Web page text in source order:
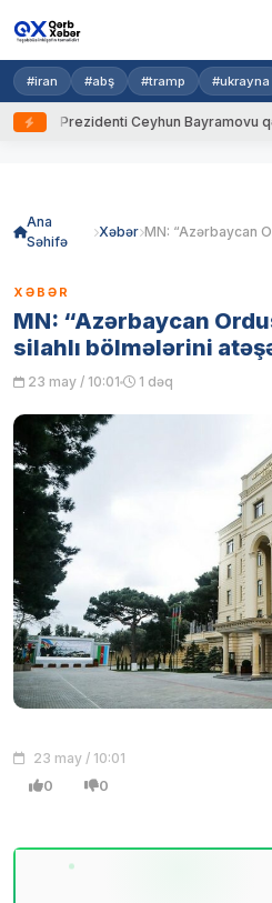
#iran #abş #tramp #ukrayna
Prezidenti Ceyhun Bayramovu
Ana
Səhifə
Xəbər
XƏBƏR
MN: “Azərbaycan
silahlı bölmələrini
23 may / 10:01 1 dəq
23 may / 10:01
0 0